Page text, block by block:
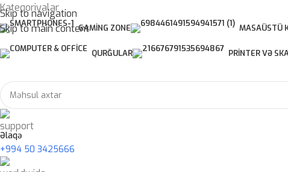
Skip to navigation
Skip to main content
Kateqoriyalar
GAMING ZONE MASAÜSTÜ
QURĞULAR PRINTER VƏ
Əlaqə
+994 50 3425666